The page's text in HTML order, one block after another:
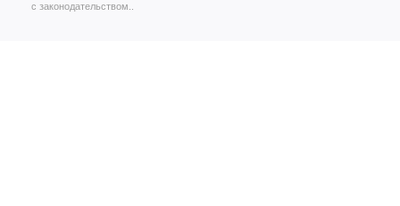
с законодательством..